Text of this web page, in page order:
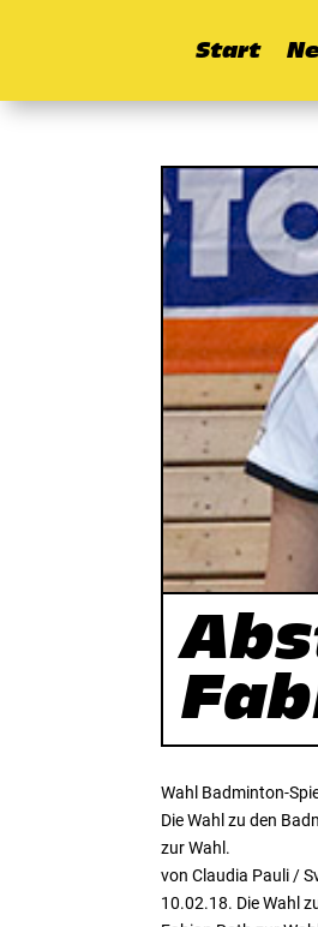
Start
Wahl Badminton-
Die Wahl zu den
zur Wahl.
von Claudia Pauli /
10.02.18. Die Wahl